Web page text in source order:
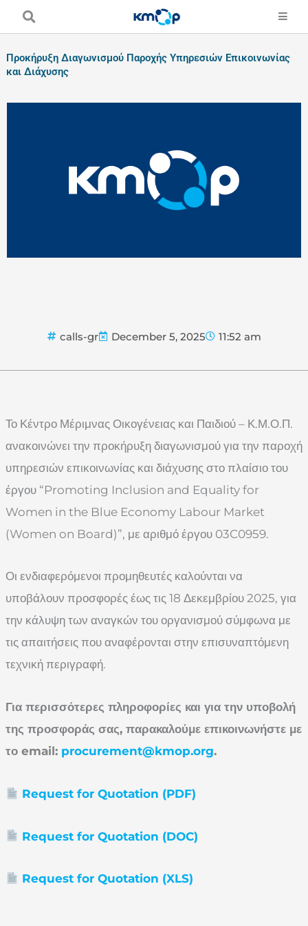
Μετάβαση
Προκήρυξη Διαγωνισμού Παροχής Υπηρεσιών Επικοινωνίας
και Διάχυσης
calls-gr December 5, 2025 11:52 am
Το Κέντρο Μέριμνας Οικογένειας και Παιδιού – Κ.Μ.Ο.Π.
ανακοινώνει την προκήρυξη διαγωνισμού για την παροχή
υπηρεσιών επικοινωνίας και διάχυσης στο πλαίσιο του
έργου “Promoting Inclusion and Equality for
Women in the Blue Economy Labour Market
(Women on Board)”, με αριθμό έργου 03C0959.
Οι ενδιαφερόμενοι προμηθευτές καλούνται να
υποβάλουν προσφορές έως τις 18 Δεκεμβρίου 2025, για
την κάλυψη των αναγκών του οργανισμού σύμφωνα με
τις απαιτήσεις που αναφέρονται στην επισυναπτόμενη
τεχνική περιγραφή.
Για περισσότερες πληροφορίες και για την υποβολή
της προσφοράς σας, παρακαλούμε επικοινωνήστε με
το email: procurement@kmop.org.
Request for Quotation (PDF)
Request for Quotation (DOC)
Request for Quotation (XLS)